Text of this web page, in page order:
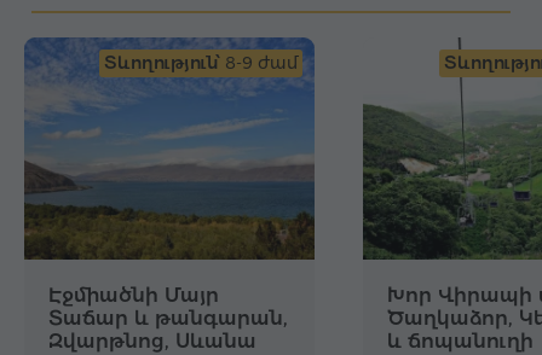
Տևողություն՝ 8-9 ժամ
Էջմիածնի Մայր
Տաճար և թանգարան,
Զվարթնոց, Սևանա
Խոր Վիրապի
Ծաղկաձոր,
և ճոպանուղի